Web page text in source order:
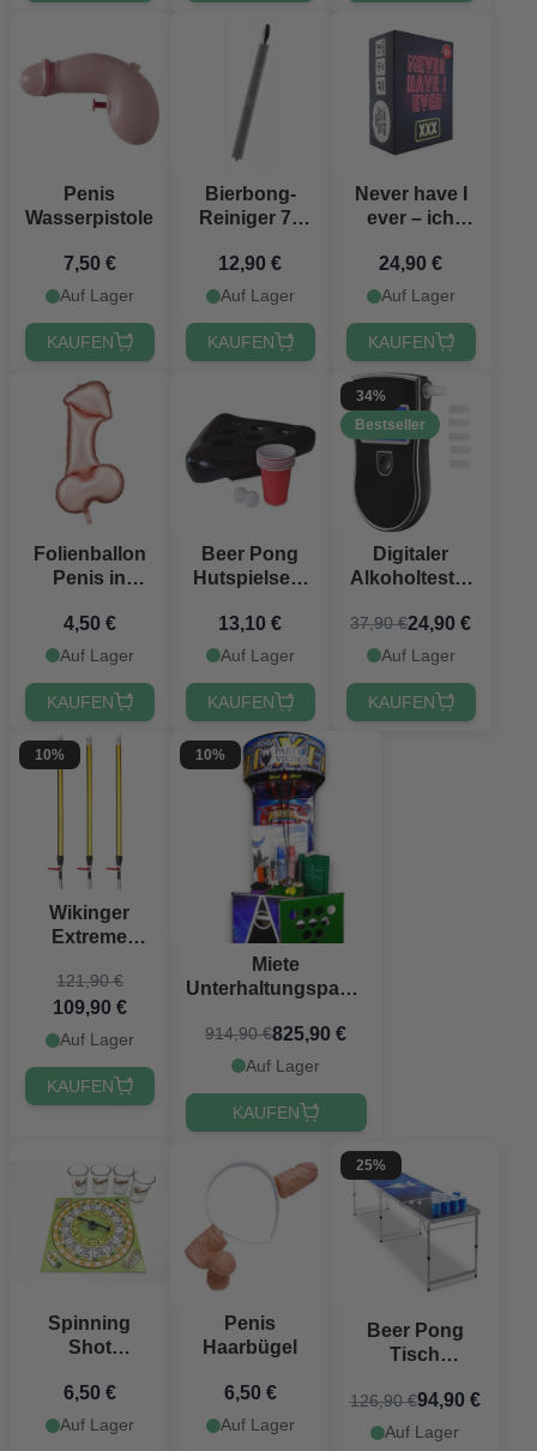
Penis
Wasserpistole
7,50 €
Auf Lager
KAUFEN
Bierbong-
Reiniger 75
12,90 €
Auf Lager
KAUFEN
Never have I
ever – ich
Spiel
24,90 €
Auf Lager
KAUFEN
Folienballon
Penis in
55,5x112 cm
4,50 €
Auf Lager
KAUFEN
Beer Pong
Hutspielset -
Pong Hut,
Bälle & Red
13,10 €
Auf Lager
KAUFEN
34%
Bestseller
Digitaler
Alkoholtester
Mundstücken
37,90 €24,90 €
Auf Lager
KAUFEN
10%
Wikinger
Extreme
100 cm 3x
PartyVikings
®
121,90 €
109,90 €
Auf Lager
KAUFEN
10%
Miete
Unterhaltungspaket
914,90 €825,90 €
Auf Lager
KAUFEN
Spinning
Shot
6,50 €
Auf Lager
Penis
Haarbügel
6,50 €
Auf Lager
25%
Beer Pong
Tisch
PartyVikings -
Offizielle Maße
126,90 €94,90 €
Auf Lager